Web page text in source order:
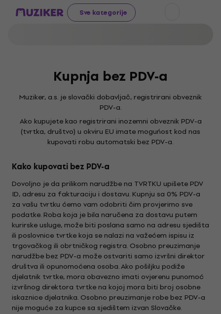
Sve kategorije
Kupnja bez PDV-a
Muziker, a.s. je slovački dobavljač, registrirani obveznik
PDV-a.
Ako kupujete kao registrirani inozemni obveznik PDV-a
(tvrtka, društvo) u okviru EU imate moguńost kod nas
kupovati robu automatski bez PDV-a.
Kako kupovati bez PDV-a
Dovoljno je da prilikom narudžbe na TVRTKU upišete PDV
ID, adresu za fakturaciju i dostavu. Kupnju sa 0% PDV-a
za vašu tvrtku ćemo vam odobriti čim provjerimo sve
podatke. Roba koja je bila naručena za dostavu putem
kurirske usluge, može biti poslana samo na adresu sjedišta
ili poslovnice tvrtke koja se nalazi na važećem ispisu iz
trgovačkog ili obrtničkog registra. Osobno preuzimanje
narudžbe bez PDV-a može ostvariti samo izvršni direktor
društva ili opunomoćena osoba. Ako pošiljku podiže
djelatnik tvrtke, mora obavezno imati ovjerenu punomoć
izvršnog direktora tvrtke na kojoj mora biti broj osobne
iskaznice djelatnika. Osobno preuzimanje robe bez PDV-a
nije moguće za kupce sa sjedištem izvan Slovačke.